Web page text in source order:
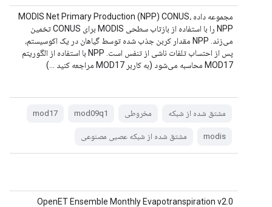
مجموعه داده MODIS Net Primary Production (NPP) CONUS،
NPP را با استفاده از بازتاب سطحی MODIS برای CONUS تخمین
می‌زند. NPP مقدار کربن جذب شده توسط گیاهان در یک اکوسیستم،
پس از احتساب تلفات ناشی از تنفس است. NPP با استفاده از الگوریتم
MOD17 محاسبه می‌شود (به کاربر MOD17 مراجعه کنید ...)
مشتق شده از شبکه مخروطی mod09q1
mod17
modis مشتق شده از شبکه عصبی مصنوعی
OpenET Ensemble Monthly Evapotranspiration v2.0